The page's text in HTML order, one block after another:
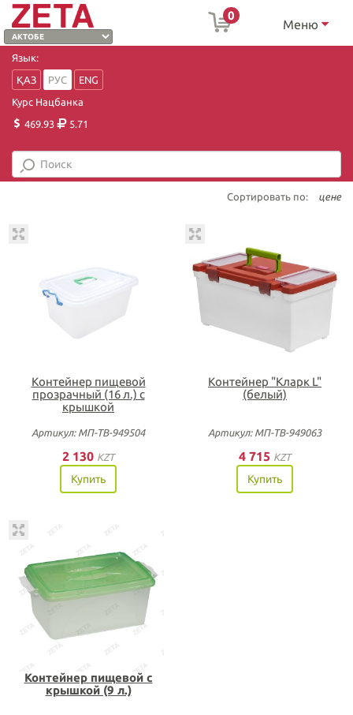
0
Меню
Язык:
ҚАЗ
РУС
ENG
Курс Нацбанка
469.93
5.71
Сортировать по: цене
Контейнер пищевой
прозрачный (16 л.) с
крышкой
Артикул: МП-ТВ-949504
2 130 KZT
Купить
Контейнер "Кларк L"
(белый)
Артикул: МП-ТВ-949063
4 715 KZT
Купить
Контейнер пищевой с
крышкой (9 л.)